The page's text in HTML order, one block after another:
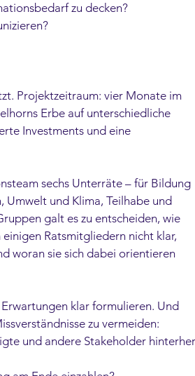
zu decken?
Projektzeitraum: vier Monate im
Erbe auf unterschiedliche
Investments und eine
sechs Unterräte – für Bildung
Umwelt und Klima, Teilhabe und
galt es zu entscheiden, wie
Ratsmitgliedern nicht klar,
woran sie sich dabei orientieren
klar formulieren. Und
zu vermeiden:
und andere Stakeholder